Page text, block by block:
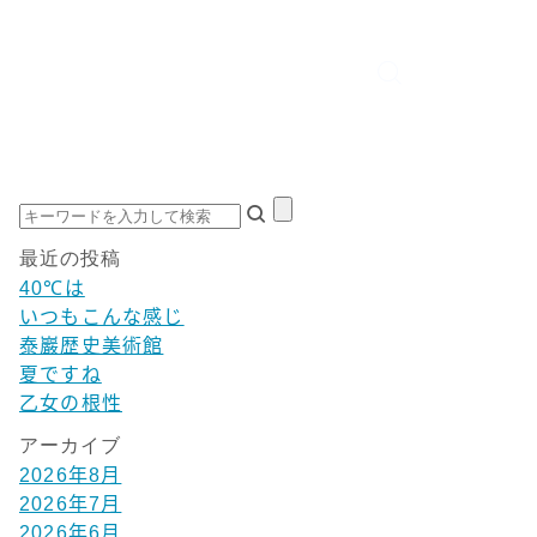
最近の投稿
40℃は
いつもこんな感じ
泰巖歴史美術館
夏ですね
乙女の根性
アーカイブ
2026年8月
2026年7月
2026年6月